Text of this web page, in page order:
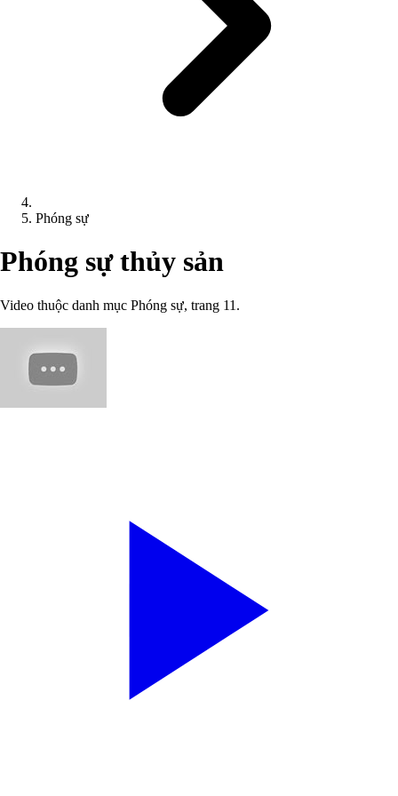
Phóng sự
Phóng sự thủy sản
Video thuộc danh mục Phóng sự, trang 11.